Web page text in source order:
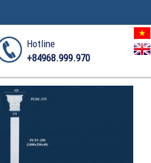
Hotline
+84968.999.970